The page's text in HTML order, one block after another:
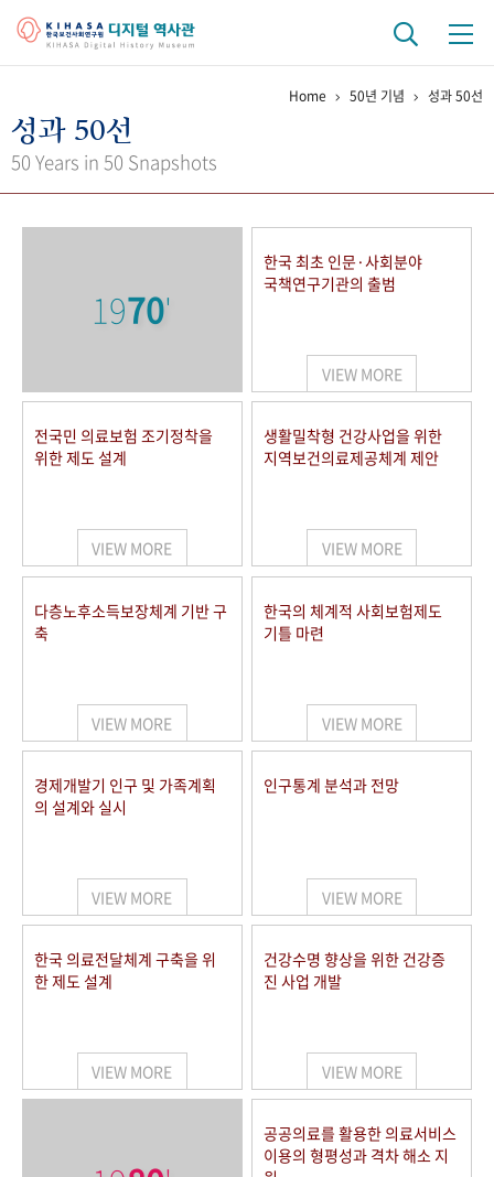
걸어온 길 기관 변천사
키워드로 보는 연구 역사
연구자들
사진 아카이브 문서 기록물 행정박물 영상 기록물
50+1 주년 기념
세계와 함께 한 KIHASA
VR 역사관
Home 50년 기념 성과 50선
성과 50선
50 Years in 50 Snapshots
1970'
한국 최초 인문·사회분야
국책연구기관의 출범
VIEW MORE
전국민 의료보험 조기정착을
위한 제도 설계
VIEW MORE
생활밀착형 건강사업을 위한
지역보건의료제공체계 제안
VIEW MORE
다층노후소득보장체계 기반 구
축
VIEW MORE
한국의 체계적 사회보험제도
기틀 마련
VIEW MORE
경제개발기 인구 및 가족계획
의 설계와 실시
VIEW MORE
인구통계 분석과 전망
VIEW MORE
한국 의료전달체계 구축을 위
한 제도 설계
VIEW MORE
건강수명 향상을 위한 건강증
진 사업 개발
VIEW MORE
공공의료를 활용한 의료서비스
이용의 형평성과 격차 해소 지